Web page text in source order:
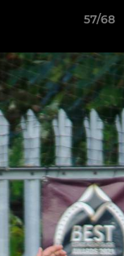
57/68